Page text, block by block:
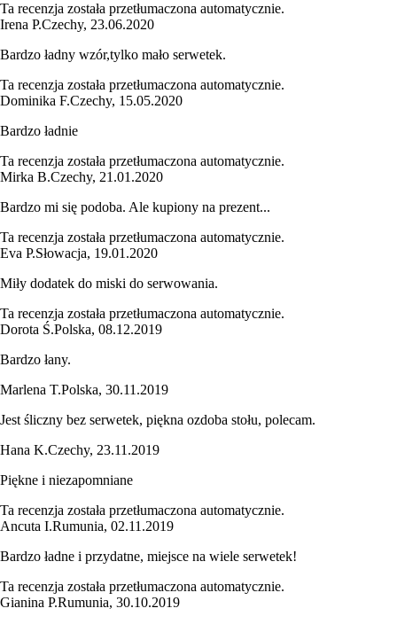
Ta recenzja została przetłumaczona automatycznie.
Irena P.Czechy, 23.06.2020
Bardzo ładny wzór,tylko mało serwetek.
Ta recenzja została przetłumaczona automatycznie.
Dominika F.Czechy, 15.05.2020
Bardzo ładnie
Ta recenzja została przetłumaczona automatycznie.
Mirka B.Czechy, 21.01.2020
Bardzo mi się podoba. Ale kupiony na prezent...
Ta recenzja została przetłumaczona automatycznie.
Eva P.Słowacja, 19.01.2020
Miły dodatek do miski do serwowania.
Ta recenzja została przetłumaczona automatycznie.
Dorota Ś.Polska, 08.12.2019
Bardzo łany.
Marlena T.Polska, 30.11.2019
Jest śliczny bez serwetek, piękna ozdoba stołu, polecam.
Hana K.Czechy, 23.11.2019
Piękne i niezapomniane
Ta recenzja została przetłumaczona automatycznie.
Ancuta I.Rumunia, 02.11.2019
Bardzo ładne i przydatne, miejsce na wiele serwetek!
Ta recenzja została przetłumaczona automatycznie.
Gianina P.Rumunia, 30.10.2019